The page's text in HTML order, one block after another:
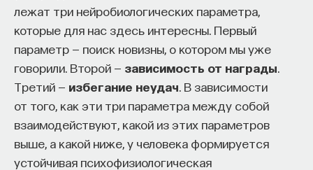
лежат три нейробиологических параметра,
которые для нас здесь интересны. Первый
параметр — поиск новизны, о котором мы уже
говорили. Второй — зависимость от награды
Третий — избегание неудач . В зависимости
от того, как эти три параметра между собой
взаимодействуют, какой из этих параметров
выше, а какой ниже, у человека формируется
устойчивая психофизиологическая